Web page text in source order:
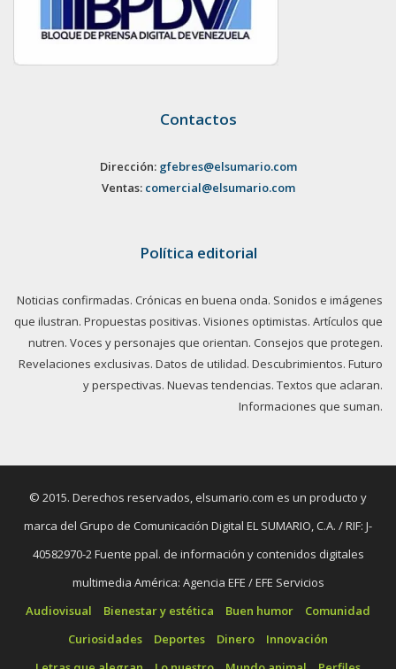
Contactos
Dirección: gfebres@elsumario.com
Ventas: comercial@elsumario.com
Política editorial
Noticias confirmadas. Crónicas en buena onda. Sonidos e imágenes
que ilustran. Propuestas positivas. Visiones optimistas. Artículos que
nutren. Voces y personajes que orientan. Consejos que protegen.
Revelaciones exclusivas. Datos de utilidad. Descubrimientos. Futuro
y perspectivas. Nuevas tendencias. Textos que aclaran.
Informaciones que suman.
© 2015. Derechos reservados, elsumario.com es un producto y
marca del Grupo de Comunicación Digital EL SUMARIO, C.A. / RIF: J-
40582970-2 Fuente ppal. de información y contenidos digitales
multimedia América: Agencia EFE / EFE Servicios
Audiovisual
Bienestar y estética Buen humor
Comunidad
Curiosidades
Deportes Dinero
Innovación